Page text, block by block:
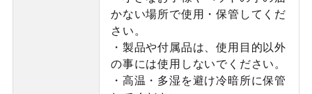
かない場所で使用・保管してくだ
さい。
・製品や付属品は、使用目的以外
の事には使用しないでください。
・高温・多湿を避け冷暗所に保管